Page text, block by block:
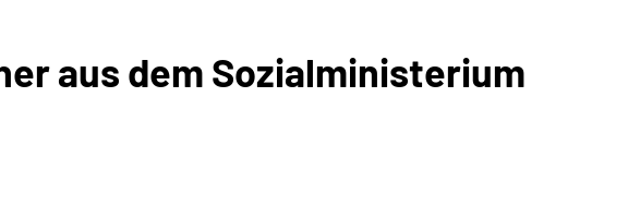
aus dem Sozialministerium